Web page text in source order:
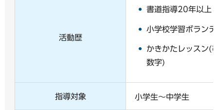
活動歴
書道指導20年以上
小学校学習ボランテ
かきかたレッスン(
数字)
指導対象 小学生～中学生